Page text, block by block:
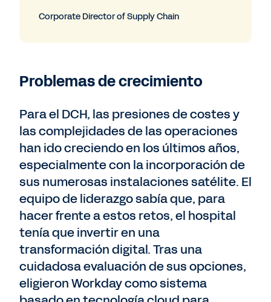
Corporate Director of Supply Chain
Problemas de crecimiento
Para el DCH, las presiones de costes y
las complejidades de las operaciones
han ido creciendo en los últimos años,
especialmente con la incorporación de
sus numerosas instalaciones satélite. El
equipo de liderazgo sabía que, para
hacer frente a estos retos, el hospital
tenía que invertir en una
transformación digital. Tras una
cuidadosa evaluación de sus opciones,
eligieron Workday como sistema